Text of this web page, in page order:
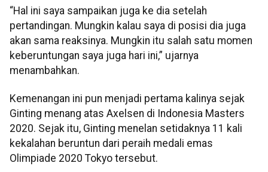
“Hal ini saya sampaikan juga ke dia setelah
pertandingan. Mungkin kalau saya di posisi dia juga
akan sama reaksinya. Mungkin itu salah satu momen
keberuntungan saya juga hari ini,” ujarnya
menambahkan.
Kemenangan ini pun menjadi pertama kalinya sejak
Ginting menang atas Axelsen di Indonesia Masters
2020. Sejak itu, Ginting menelan setidaknya 11 kali
kekalahan beruntun dari peraih medali emas
Olimpiade 2020 Tokyo tersebut.